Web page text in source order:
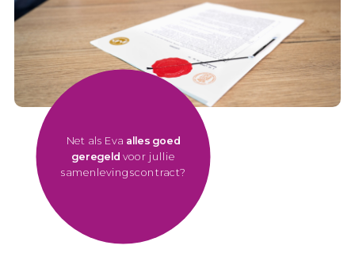
Net als Eva alles goed
geregeld voor jullie
samenlevingscontract?